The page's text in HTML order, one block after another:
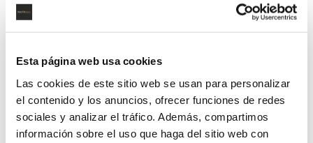
Esta página web usa cookies
Las cookies de este sitio web se usan para personalizar
el contenido y los anuncios, ofrecer funciones de redes
sociales y analizar el tráfico. Además, compartimos
información sobre el uso que haga del sitio web con